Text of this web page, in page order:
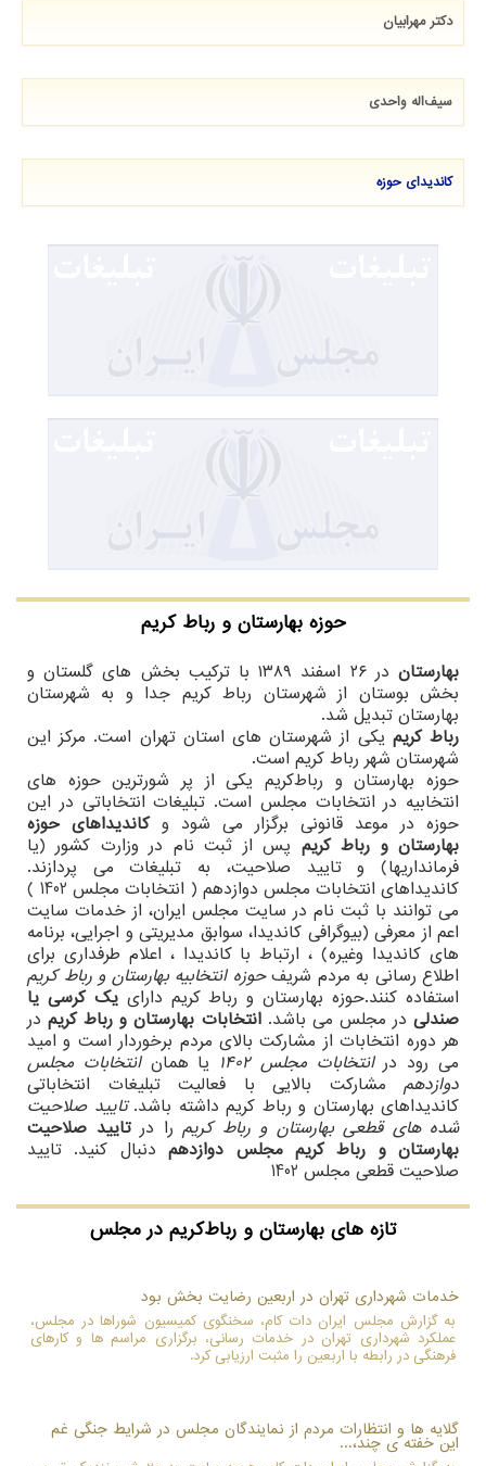
دکتر مهرابیان
سیف‌اله واحدی
کاندیدای حوزه
حوزه بهارستان و رباط کریم
بهارستان
در ۲۶ اسفند ۱۳۸۹ با ترکیب بخش های گلستان و
بخش بوستان از شهرستان رباط کریم جدا و به شهرستان
بهارستان تبدیل شد.
رباط کریم یکی از شهرستان های استان تهران است. مرکز این
شهرستان شهر رباط کریم است.
حوزه بهارستان و رباط‌کریم یکی از پر شورترین حوزه های
انتخابیه در انتخابات مجلس است. تبلیغات انتخاباتی در این
حوزه در موعد قانونی برگزار می شود وکاندیداهای حوزه
بهارستان و رباط کریم پس از ثبت نام در وزارت کشور (یا
فرمانداریها) و تایید صلاحیت، به تبلیغات می پردازند.
کاندیداهای انتخابات مجلس دوازدهم ( انتخابات مجلس 1402 )
می توانند با ثبت نام در سایت مجلس ایران، از خدمات سایت
اعم از معرفی (بیوگرافی کاندیدا، سوابق مدیریتی و اجرایی، برنامه
های کاندیدا وغیره) ، ارتباط با کاندیدا ، اعلام طرفداری برای
اطلاع رسانی به مردم شریفحوزه انتخابیه بهارستان و رباط کریم
استفاده کنند.حوزه بهارستان و رباط کریم داراییک کرسی یا
صندلیدر مجلس می باشد.انتخابات بهارستان و رباط کریمدر
هر دوره انتخابات از مشارکت بالای مردم برخوردار است و امید
می رود درانتخابات مجلس 1402 یا همانانتخابات مجلس
دوازدهم مشارکت بالایی با فعالیت تبلیغات انتخاباتی
کاندیداهای بهارستان و رباط کریم داشته باشد.تایید صلاحیت
شده های قطعی بهارستان و رباط کریم را درتایید صلاحیت
بهارستان و رباط کریم مجلس دوازدهمدنبال کنید. تایید
صلاحیت قطعی مجلس 1402
تازه های بهارستان و رباط‌کریم در مجلس
خدمات شهرداری تهران در اربعین رضایت بخش بود
به گزارش مجلس ایران دات کام، سخنگوی کمیسیون شوراها در مجلس،
عملکرد شهرداری تهران در خدمات رسانی، برگزاری مراسم ها و کارهای
فرهنگی در رابطه با اربعین را مثبت ارزیابی کرد.
گلایه ها و انتظارات مردم از نمایندگان مجلس در شرایط جنگی غم
این خفته ی چند،...